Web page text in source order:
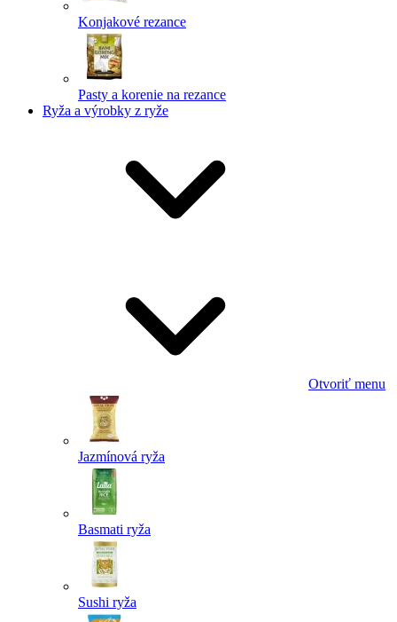
Konjakové rezance
Pasty a korenie na rezance
Ryža a výrobky z ryže
Otvoriť menu
Jazmínová ryža
Basmati ryža
Sushi ryža